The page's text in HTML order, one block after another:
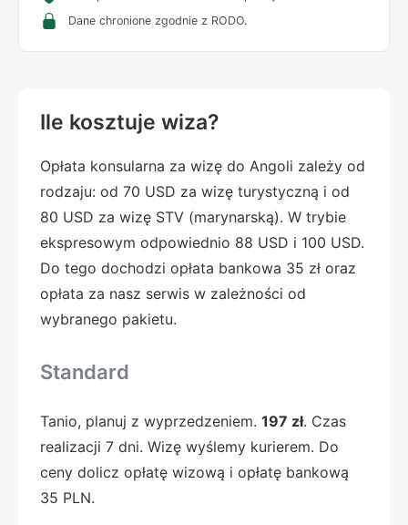
Dane chronione zgodnie z RODO.
Ile kosztuje wiza?
Opłata konsularna za wizę do Angoli zależy od
rodzaju: od 70 USD za wizę turystyczną i od
80 USD za wizę STV (marynarską). W trybie
ekspresowym odpowiednio 88 USD i 100 USD.
Do tego dochodzi opłata bankowa 35 zł oraz
opłata za nasz serwis w zależności od
wybranego pakietu.
Standard
Tanio, planuj z wyprzedzeniem. 197 zł. Czas
realizacji 7 dni. Wizę wyślemy kurierem. Do
ceny dolicz opłatę wizową i opłatę bankową
35 PLN.